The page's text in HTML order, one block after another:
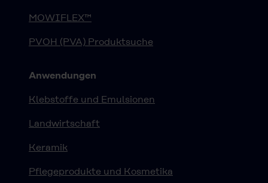
MOWIFLEX™
PVOH (PVA) Produktsuche
Anwendungen
Klebstoffe und Emulsionen
Landwirtschaft
Keramik
Pflegeprodukte und Kosmetika